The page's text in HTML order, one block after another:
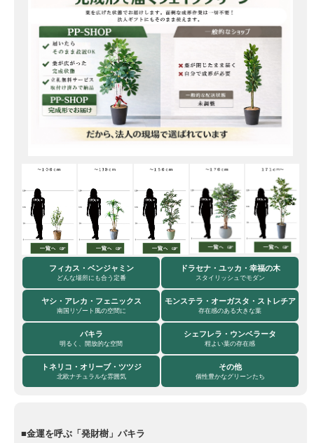
フィカス・ベンジャミン
どんな場所にも合う定番
ドラセナ・ユッカ・幸福の木
スタイリッシュでモダン
ヤシ・アレカ・フェニックス
南国リゾート風の空間に
モンステラ・オーガスタ・ストレチア
存在感のある大きな葉
パキラ
明るく、開放的な空間
シェフレラ・ウンベラータ
程よい葉の存在感
トネリコ・オリーブ・ツツジ
北欧ナチュラルな雰囲気
その他
個性豊かなグリーンたち
■金運を呼ぶ「発財樹」パキラ